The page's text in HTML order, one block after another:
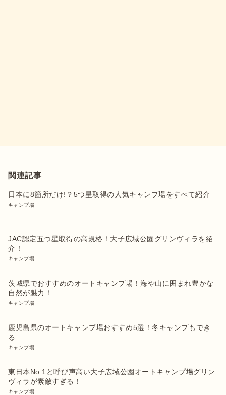
関連記事
日本に8箇所だけ!？5つ星取得の人気キャンプ場をすべて紹介
キャンプ場
JAC認定五つ星取得の高規格！大子広域公園グリンヴィラを紹
介！
キャンプ場
茨城県でおすすめのオートキャンプ場！海や山に囲まれ豊かな
自然が魅力！
キャンプ場
鹿児島県のオートキャンプ場おすすめ5選！冬キャンプもでき
る
キャンプ場
東日本No.1と呼び声高い大子広域公園オートキャンプ場グリン
ヴィラが素敵すぎる！
キャンプ場